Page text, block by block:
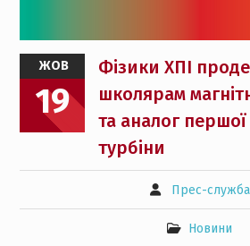
ЖОВ
19
Фізики ХПІ
школярам
та аналог
турбіни
Прес-служба
Новини